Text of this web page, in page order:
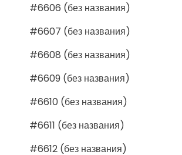
#6606 (без названия)
#6607 (без названия)
#6608 (без названия)
#6609 (без названия)
#6610 (без названия)
#6611 (без названия)
#6612 (без названия)